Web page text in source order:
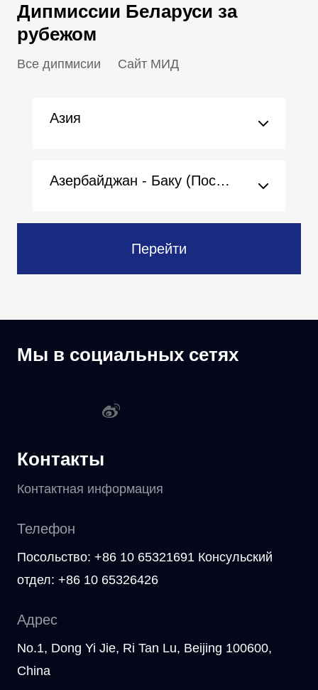
Дипмиссии Беларуси за
рубежом
Все дипмисии Сайт МИД
Азия
Азербайджан - Баку (Посольство)
Перейти
Мы в социальных сетях
Контакты
Контактная информация
Телефон
Посольство: +86 10 65321691 Консульский
отдел: +86 10 65326426
Адрес
No.1, Dong Yi Jie, Ri Tan Lu, Beijing 100600,
China